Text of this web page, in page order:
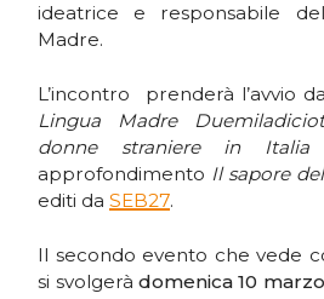
ideatrice e responsabile
Madre.
L’incontro prenderà l’avvio
Lingua Madre
donne straniere in Italia
approfondimento Il sapore
editi daSEB27.
Il secondo evento che vede
si svolgerà domenica 10